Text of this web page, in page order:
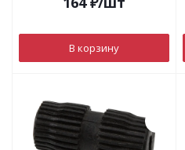
В корзину